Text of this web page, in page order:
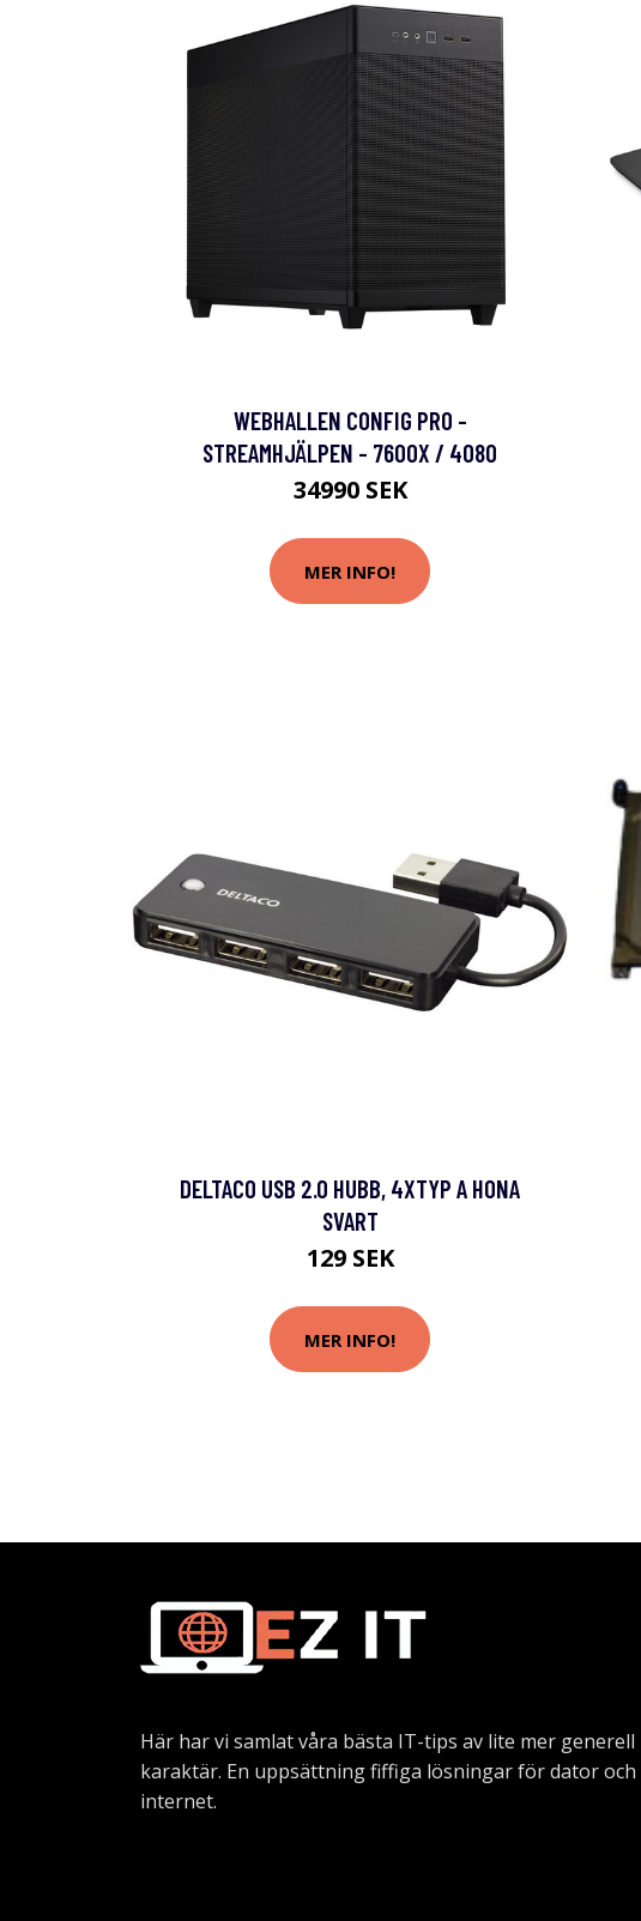
WEBHALLEN CONFIG PRO -
STREAMHJÄLPEN - 7600X / 4080
34990 SEK
MER INFO!
DELTACO USB 2.0 HUBB, 4XTYP A HONA
SVART
129 SEK
MER INFO!
Här har vi samlat våra bästa IT-tips av lite mer generell
karaktär. En uppsättning fiffiga lösningar för dator och
internet.